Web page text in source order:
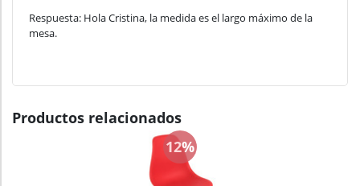
Respuesta: Hola Cristina, la medida es el largo máximo de la
mesa.
Productos relacionados
12%